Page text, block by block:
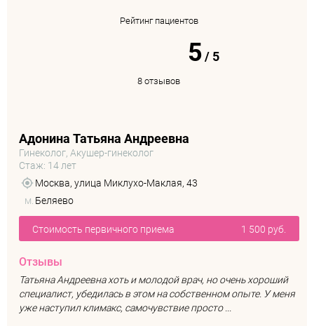
Рейтинг пациентов
5/5
8 отзывов
Адонина Татьяна Андреевна
Гинеколог, Акушер-гинеколог
Стаж: 14 лет
Москва, улица Миклухо-Маклая, 43
м. Беляево
Стоимость первичного приема 1 500 руб.
Отзывы
Татьяна Андреевна хоть и молодой врач, но очень хороший
специалист, убедилась в этом на собственном опыте. У меня
уже наступил климакс, самочувствие просто ...